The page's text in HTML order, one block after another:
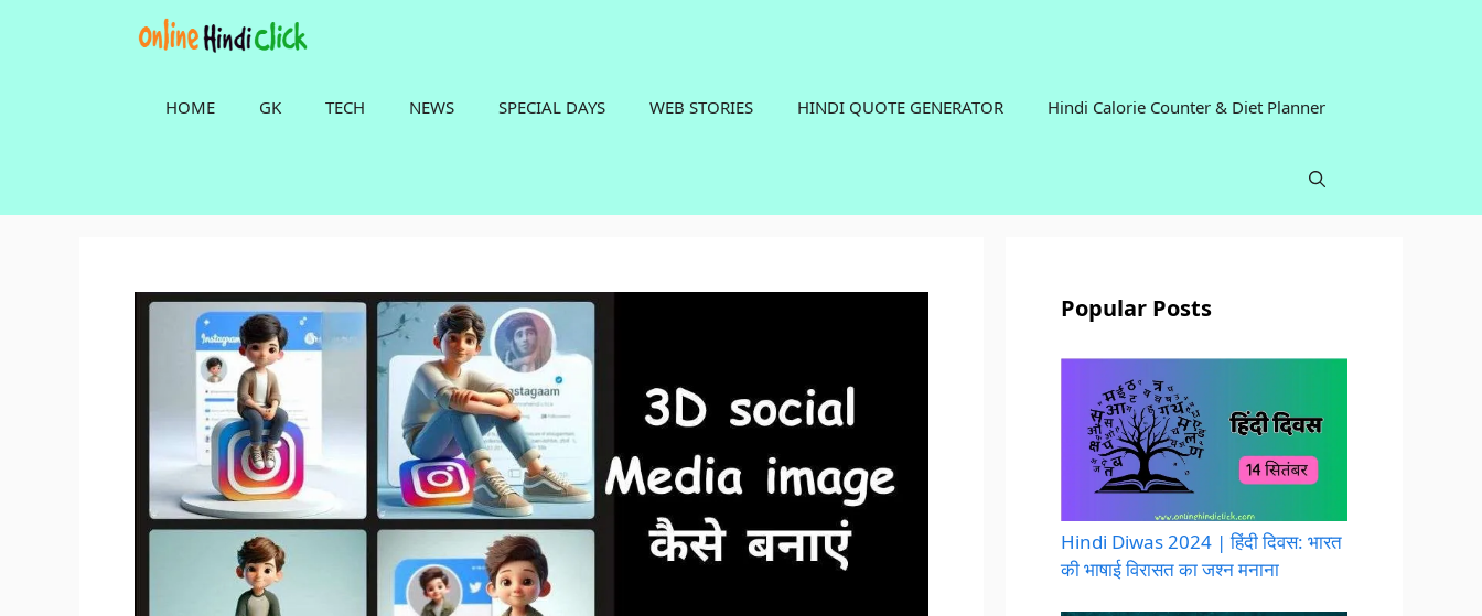
HOME GK TECH NEWS SPECIAL DAYS WEB STORIES HINDI QUOTE GENERATOR Hindi Calorie Counter & Diet Planner
Popular Posts
Hindi Diwas 2024 | हिंदी दिवस: भारत
की भाषाई विरासत का जश्न मनाना